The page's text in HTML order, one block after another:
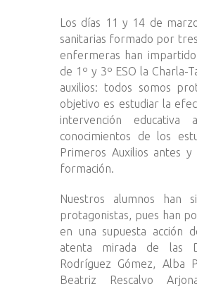
Los días 11 y 14 de
sanitarias formado por
enfermeras han
de 1º y 3º ESO la Charla-
auxilios: todos somos
objetivo es estudiar la
intervención educativa
conocimientos de los
Primeros Auxilios antes
formación.
Nuestros alumnos han
protagonistas, pues han
en una supuesta acción
atenta mirada de las
Rodríguez Gómez, Alba
Beatriz Rescalvo